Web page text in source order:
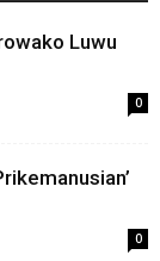
Luwu
0
0